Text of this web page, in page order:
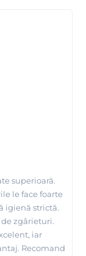
superioară.
le face foarte
igienă strictă.
zgârieturi.
iar
Recomand